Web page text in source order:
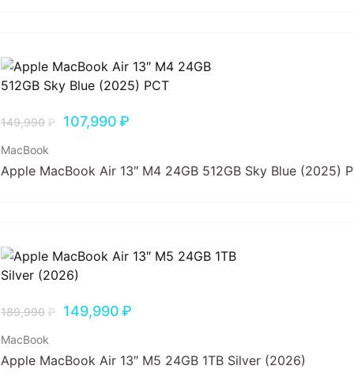
149,990₽ 107,990₽
MacBook
Apple MacBook Air 13″ M4 24GB 512GB Sky Blue (2025)
189,990₽ 149,990₽
MacBook
Apple MacBook Air 13″ M5 24GB 1TB Silver (2026)